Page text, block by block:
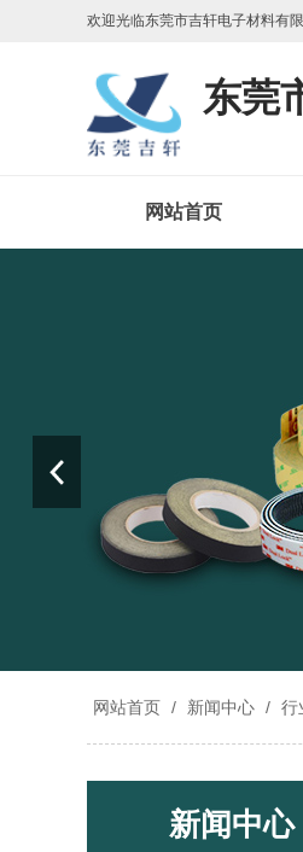
欢迎光临东莞市吉轩电子材料有限
东莞
网站首页
网站首页 / 新闻中心 / 行
新闻中心